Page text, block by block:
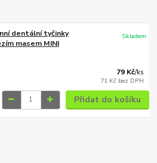
dentální tyčinky
masem MINI
79 Kč/ks
71 Kč bez DPH
Skladem
Přidat do košíku